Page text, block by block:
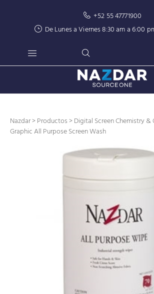
+52 55 47771900
De Lunes a Viernes 8:30 am a 6:00
Nazdar>Productos>Digital Screen Chemistry &
Graphic All Purpose Screen Wash